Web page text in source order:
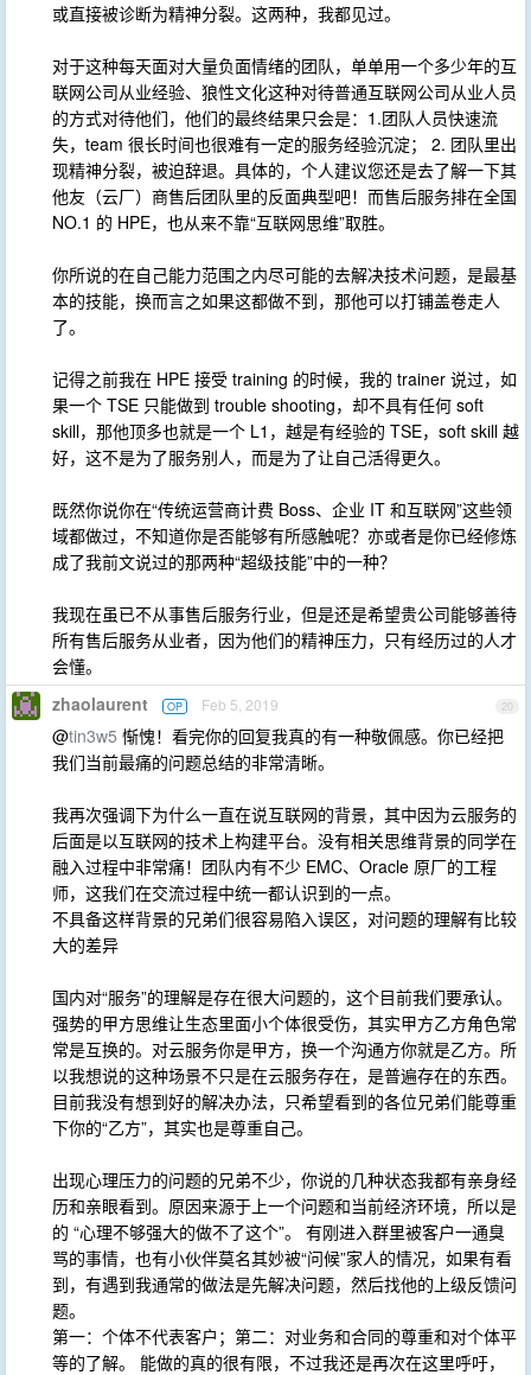
或直接被诊断为精神分裂。这两种，我都见过。
对于这种每天面对大量负面情绪的团队，单单用一个多少年的互
联网公司从业经验、狼性文化这种对待普通互联网公司从业人员
的方式对待他们，他们的最终结果只会是：1.团队人员快速流
失，team 很长时间也很难有一定的服务经验沉淀； 2. 团队里出
现精神分裂，被迫辞退。具体的，个人建议您还是去了解一下其
他友（云厂）商售后团队里的反面典型吧！而售后服务排在全国
NO.1 的 HPE，也从来不靠“互联网思维”取胜。
你所说的在自己能力范围之内尽可能的去解决技术问题，是最基
本的技能，换而言之如果这都做不到，那他可以打铺盖卷走人
了。
记得之前我在 HPE 接受 training 的时候，我的 trainer 说过，如
果一个 TSE 只能做到 trouble shooting，却不具有任何 soft
skill，那他顶多也就是一个 L1，越是有经验的 TSE，soft skill 越
好，这不是为了服务别人，而是为了让自己活得更久。
既然你说你在“传统运营商计费 Boss、企业 IT 和互联网”这些领
域都做过，不知道你是否能够有所感触呢？亦或者是你已经修炼
成了我前文说过的那两种“超级技能”中的一种？
我现在虽已不从事售后服务行业，但是还是希望贵公司能够善待
所有售后服务从业者，因为他们的精神压力，只有经历过的人才
会懂。
20
zhaolaurent OP Feb 5, 2019
@tin3w5 惭愧！看完你的回复我真的有一种敬佩感。你已经把
我们当前最痛的问题总结的非常清晰。
我再次强调下为什么一直在说互联网的背景，其中因为云服务的
后面是以互联网的技术上构建平台。没有相关思维背景的同学在
融入过程中非常痛！团队内有不少 EMC、Oracle 原厂的工程
师，这我们在交流过程中统一都认识到的一点。
不具备这样背景的兄弟们很容易陷入误区，对问题的理解有比较
大的差异
国内对“服务”的理解是存在很大问题的，这个目前我们要承认。
强势的甲方思维让生态里面小个体很受伤，其实甲方乙方角色常
常是互换的。对云服务你是甲方，换一个沟通方你就是乙方。所
以我想说的这种场景不只是在云服务存在，是普遍存在的东西。
目前我没有想到好的解决办法，只希望看到的各位兄弟们能尊重
下你的“乙方”，其实也是尊重自己。
出现心理压力的问题的兄弟不少，你说的几种状态我都有亲身经
历和亲眼看到。原因来源于上一个问题和当前经济环境，所以是
的 “心理不够强大的做不了这个”。 有刚进入群里被客户一通臭
骂的事情，也有小伙伴莫名其妙被“问候”家人的情况，如果有看
到，有遇到我通常的做法是先解决问题，然后找他的上级反馈问
题。
第一：个体不代表客户；第二：对业务和合同的尊重和对个体平
等的了解。 能做的真的很有限，不过我还是再次在这里呼吁，